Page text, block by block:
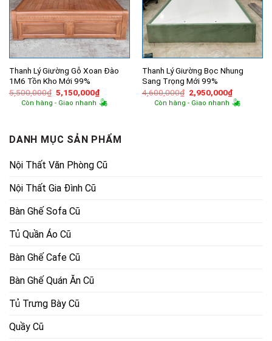
Thanh Lý Giường Gỗ Xoan Đào
1M6 Tồn Kho Mới 99%
5,500,000₫ Giá
gốc
là:
5,150,000₫Giá
hiện
tại
Còn hàng - Giao nhanh
Thanh Lý Giường Bọc Nhung
Sang Trọng Mới 99%
4,600,000₫ Giá
gốc
là:
2,950,000₫Giá
hiện
tại
Còn hàng - Giao nhanh
DANH MỤC SẢN PHẨM
Nội Thất Văn Phòng Cũ
Nội Thất Gia Đình Cũ
Bàn Ghế Sofa Cũ
Tủ Quần Áo Cũ
Bàn Ghế Cafe Cũ
Bàn Ghế Quán Ăn Cũ
Tủ Trưng Bày Cũ
Quầy Cũ